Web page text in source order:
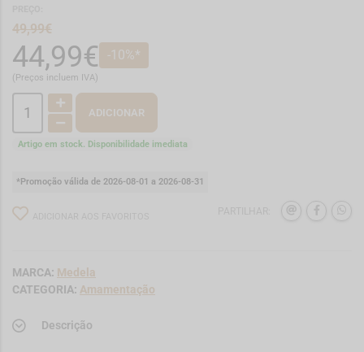
49,99€
44,99€ -10%*
(Preços incluem IVA)
ADICIONAR
Artigo em stock. Disponibilidade imediata
*Promoção válida de 2026-08-01 a 2026-08-31
MARCA: Medela
CATEGORIA: Amamentação
Descrição